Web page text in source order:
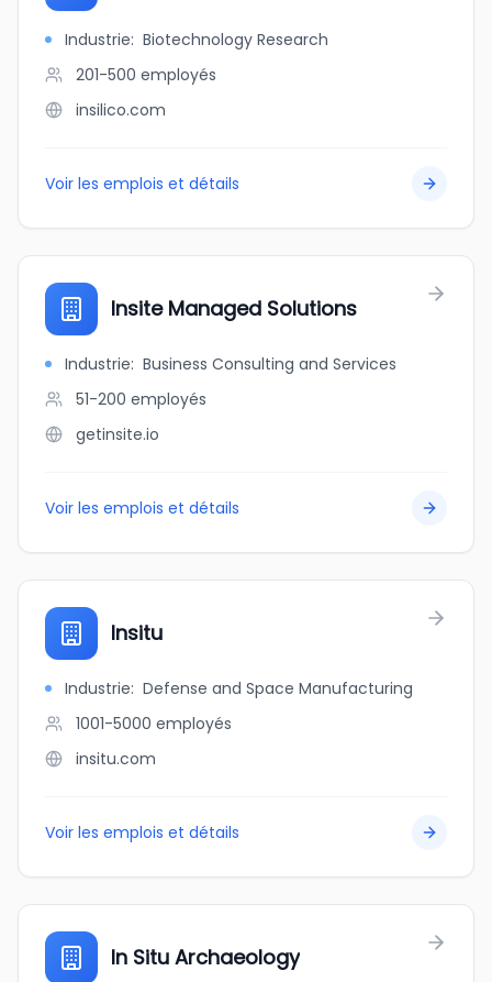
Industrie: Biotechnology Research
201-500 employés
insilico.com
Voir les emplois et détails
Insite Managed Solutions
Industrie: Business Consulting and Services
51-200 employés
getinsite.io
Voir les emplois et détails
Insitu
Industrie: Defense and Space Manufacturing
1001-5000 employés
insitu.com
Voir les emplois et détails
In Situ Archaeology